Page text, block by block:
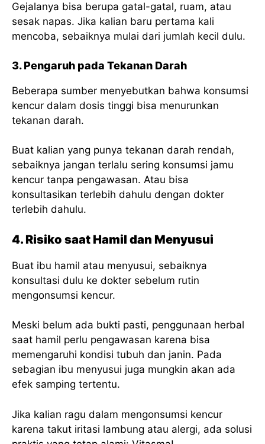
Gejalanya bisa berupa gatal-gatal, ruam, atau
sesak napas. Jika kalian baru pertama kali
mencoba, sebaiknya mulai dari jumlah kecil dulu.
3. Pengaruh pada Tekanan Darah
Beberapa sumber menyebutkan bahwa konsumsi
kencur dalam dosis tinggi bisa menurunkan
tekanan darah.
Buat kalian yang punya tekanan darah rendah,
sebaiknya jangan terlalu sering konsumsi jamu
kencur tanpa pengawasan. Atau bisa
konsultasikan terlebih dahulu dengan dokter
terlebih dahulu.
4. Risiko saat Hamil dan Menyusui
Buat ibu hamil atau menyusui, sebaiknya
konsultasi dulu ke dokter sebelum rutin
mengonsumsi kencur.
Meski belum ada bukti pasti, penggunaan herbal
saat hamil perlu pengawasan karena bisa
memengaruhi kondisi tubuh dan janin. Pada
sebagian ibu menyusui juga mungkin akan ada
efek samping tertentu.
Jika kalian ragu dalam mengonsumsi kencur
karena takut iritasi lambung atau alergi, ada solusi